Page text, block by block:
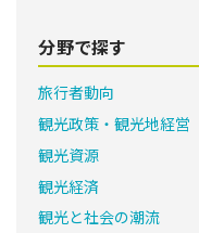
分野で探す
旅行者動向
観光政策・観光地経営
観光資源
観光経済
観光と社会の潮流